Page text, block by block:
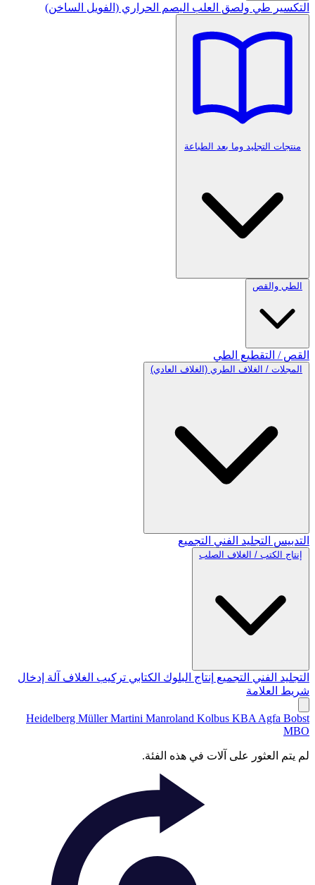
التكسير طي ولصق العلب البصم الحراري (الفويل الساخن)
منتجات التجليد وما بعد الطباعة
الطي والقص
القص / التقطيع الطي
المجلات / الغلاف الطري (الغلاف العادي)
التدبيس التجليد الفني التجميع
إنتاج الكتب / الغلاف الصلب
التجليد الفني التجميع إنتاج البلوك الكتابي تركيب الغلاف آلة إدخال
شريط العلامة
Heidelberg Müller Martini Manroland Kolbus KBA Agfa Bobst
MBO
لم يتم العثور على آلات في هذه الفئة.